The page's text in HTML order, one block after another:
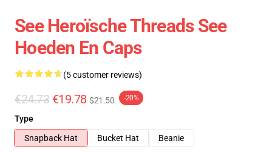
See Heroïsche Threads See
Hoeden En Caps
(5 customer reviews)
€24.73 €19.78 $21.50 -20%
Type
Snapback Hat
Bucket Hat
Beanie